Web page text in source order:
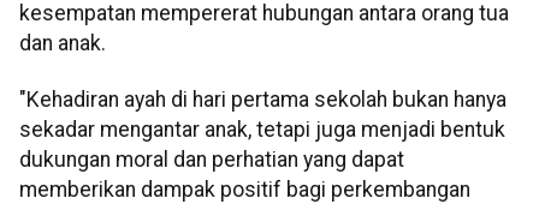
kesempatan mempererat hubungan antara orang tua
dan anak.
"Kehadiran ayah di hari pertama sekolah bukan hanya
sekadar mengantar anak, tetapi juga menjadi bentuk
dukungan moral dan perhatian yang dapat
memberikan dampak positif bagi perkembangan